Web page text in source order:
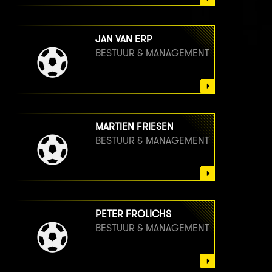
JAN VAN ERP
BESTUUR & MANAGEMENT
MARTIEN FRIESEN
BESTUUR & MANAGEMENT
PETER FROLICHS
BESTUUR & MANAGEMENT